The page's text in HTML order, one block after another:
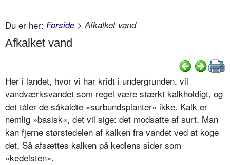
Du er her: Forside > Afkalket vand
Afkalket vand
Her i landet, hvor vi har kridt i undergrunden, vil
vandværksvandet som regel være stærkt kalkholdigt, og
det tåler de såkaldte »surbundsplanter« ikke. Kalk er
nemlig »basisk«, det vil sige: det modsatte af surt. Man
kan fjerne størstedelen af kalken fra vandet ved at koge
det. Så afsættes kalken på kedlens sider som
»kedelsten«.